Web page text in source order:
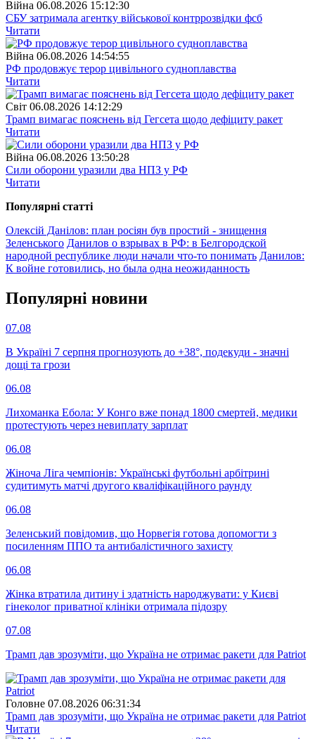
Війна 06.08.2026 15:12:30
СБУ затримала агентку військової контррозвідки фсб
Читати
Війна 06.08.2026 14:54:55
РФ продовжує терор цивільного судноплавства
Читати
Свiт 06.08.2026 14:12:29
Трамп вимагає пояснень від Гегсета щодо дефіциту ракет
Читати
Війна 06.08.2026 13:50:28
Сили оборони уразили два НПЗ у РФ
Читати
Популярнi статтi
Олексій Данілов: план росіян був простий - знищення
Зеленського Данилов о взрывах в РФ: в Белгородской
народной республике люди начали что-то понимать Данилов:
К войне готовились, но была одна неожиданность
Популярнi новини
07.08
В Україні 7 серпня прогнозують до +38°, подекуди - значні
дощі та грози
06.08
Лихоманка Ебола: У Конго вже понад 1800 смертей, медики
протестують через невиплату зарплат
06.08
Жіноча Ліга чемпіонів: Українські футбольні арбітрині
судитимуть матчі другого кваліфікаційного раунду
06.08
Зеленський повідомив, що Норвегія готова допомогти з
посиленням ППО та антибалістичного захисту
06.08
Жінка втратила дитину і здатність народжувати: у Києві
гінеколог приватної клініки отримала підозру
07.08
Трамп дав зрозуміти, що Україна не отримає ракети для Patriot
Головне 07.08.2026 06:31:34
Трамп дав зрозуміти, що Україна не отримає ракети для Patriot
Читати